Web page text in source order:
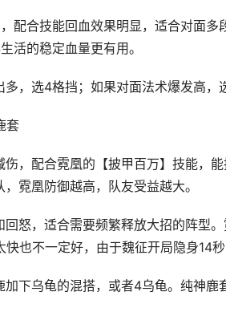
配合技能回血效果明显，适合对面
活的稳定血量更有用。
，选4格挡；如果对面法术爆发高，
套
伤，配合霓凰的【披甲百万】技能，
霓凰防御越高，队友受益越大。
怒，适合需要频繁释放大招的阵型
也不一定好，由于魏征开局隐身14
下乌龟的混搭，或者4乌龟。纯神鹿